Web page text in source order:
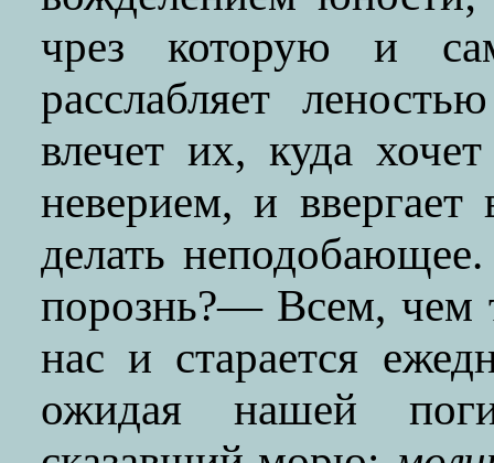
чрез которую и
расслабляет
влечет их, куда
неверием, и
делать
порознь?— Всем, чем
нас и старается
ожидая нашей